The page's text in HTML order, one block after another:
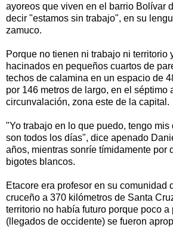
ayoreos que viven en el barrio Bolívar
decir "estamos sin trabajo", en su
zamuco.
Porque no tienen ni trabajo ni territorio
hacinados en pequeños cuartos de
techos de calamina en un espacio de
por 146 metros de largo, en el séptimo
circunvalación, zona este de la capital.
"Yo trabajo en lo que puedo, tengo mis
son todos los días", dice apenado
años, mientras sonríe tímidamente por
bigotes blancos.
Etacore era profesor en su comunidad
cruceño a 370 kilómetros de Santa
territorio no había futuro porque poco a
(llegados de occidente) se fueron